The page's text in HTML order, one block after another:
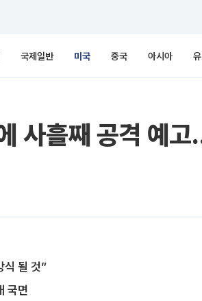
국제일반 미국 중국 아시아
사흘째 공격 예
식 될 것”
국면